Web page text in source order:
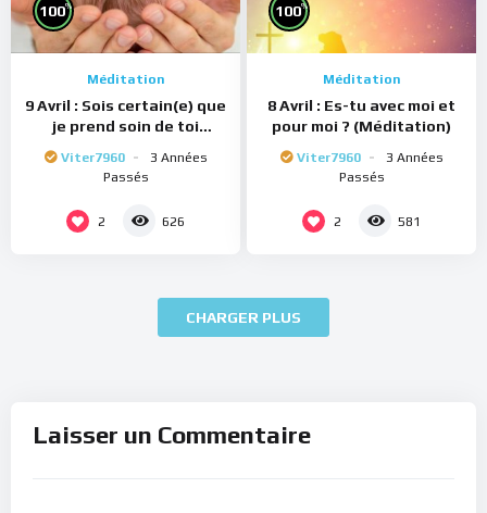
100%
Méditation
9 Avril : Sois certain(e) que
je prend soin de toi
Viter7960
3 Années
Passés
2 626
100%
Méditation
8 Avril : Es-tu avec moi et
pour moi ? (Méditation)
Viter7960
3 Années
Passés
2 581
CHARGER PLUS
Laisser un Commentaire